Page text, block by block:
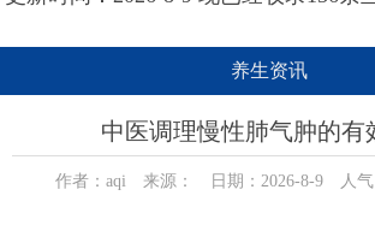
养生资讯
中医调理慢性肺气肿的有
作者：aqi 来源： 日期：2026-8-9 人气